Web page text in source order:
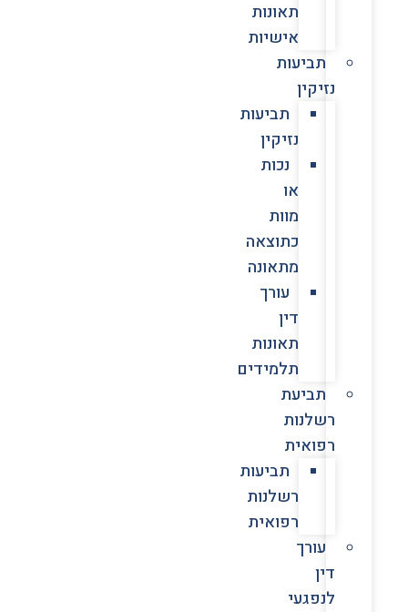
תאונות
אישיות
תביעות
נזיקין
תביעות
נזיקין
נכות
או
מוות
כתוצאה
מתאונה
עורך
דין
תאונות
תלמידים
תביעת
רשלנות
רפואית
תביעות
רשלנות
רפואית
עורך
דין
לנפגעי